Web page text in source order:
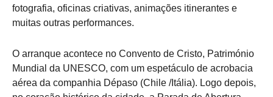
fotografia, oficinas criativas, animações itinerantes e
muitas outras performances.
O arranque acontece no Convento de Cristo, Património
Mundial da UNESCO, com um espetáculo de acrobacia
aérea da companhia Dépaso (Chile /Itália). Logo depois,